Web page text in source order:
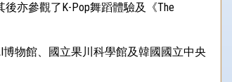
亦參觀了K-Pop舞蹈體驗及《The
物館、國立果川科學館及韓國國立中央